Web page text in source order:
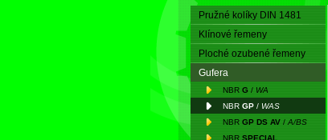
Pružné kolíky DIN 1481
Klínové řemeny
Ploché ozubené řemeny
Gufera
NBR G / WA
NBR GP / WAS
NBR GP DS AV / A/BS
NBR SPECIAL